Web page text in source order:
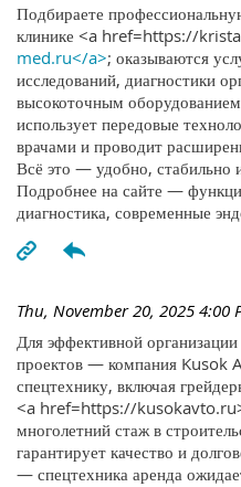
Подбираете
клинике <a href=https://
med.ru</a>; оказываются
исследований, диагностики
высокоточным
использует передовые
врачами и проводит
Всё это — удобно,
Подробнее на сайте —
диагностика, современные
Thu, November 20, 2025 4:00
Для эффективной
проектов — компания Kusok
спецтехнику, включая
<a href=https://
многолетний стаж в
гарантирует качество и
— спецтехника аренда